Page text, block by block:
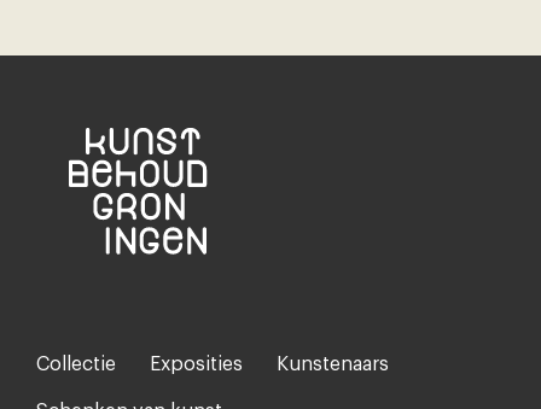
Footer-
menu
Collectie Exposities Kunstenaars